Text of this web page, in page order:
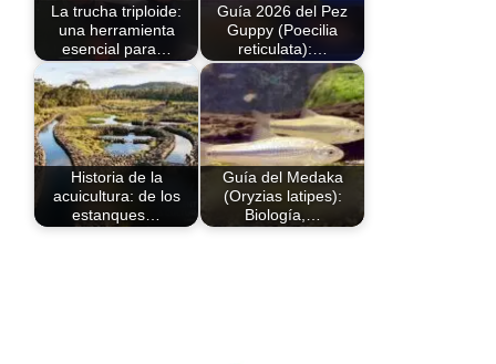
La trucha triploide:
una herramienta
esencial para…
Guía 2026 del Pez
Guppy (Poecilia
reticulata):…
Historia de la
acuicultura: de los
estanques…
Guía del Medaka
(Oryzias latipes):
Biología,…